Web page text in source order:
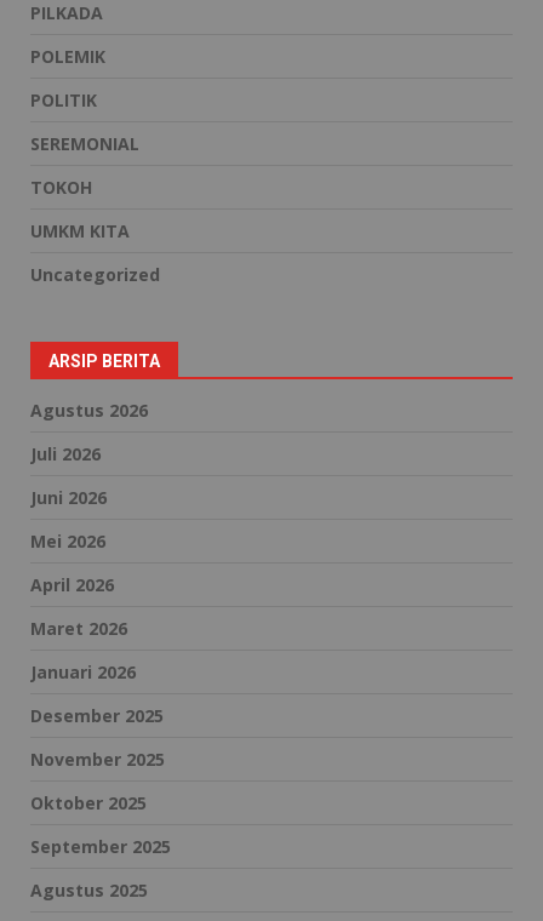
PILKADA
POLEMIK
POLITIK
SEREMONIAL
TOKOH
UMKM KITA
Uncategorized
ARSIP BERITA
Agustus 2026
Juli 2026
Juni 2026
Mei 2026
April 2026
Maret 2026
Januari 2026
Desember 2025
November 2025
Oktober 2025
September 2025
Agustus 2025